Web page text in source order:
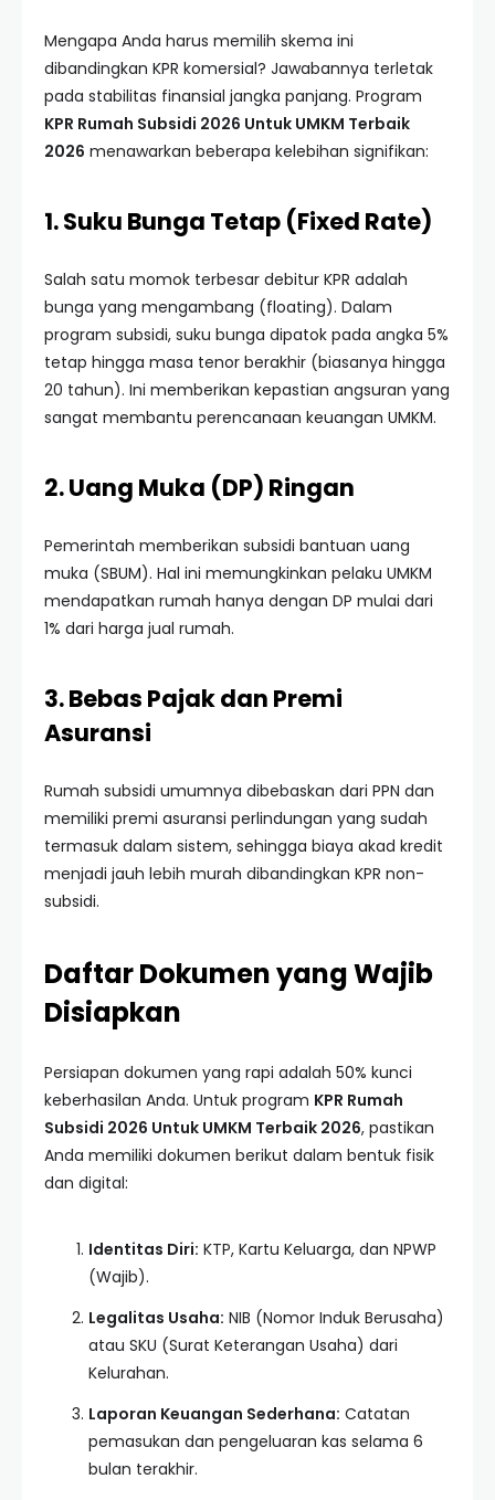
Mengapa Anda harus memilih skema ini
dibandingkan KPR komersial? Jawabannya terletak
pada stabilitas finansial jangka panjang. Program
KPR Rumah Subsidi 2026 Untuk UMKM Terbaik
2026 menawarkan beberapa kelebihan signifikan:
1. Suku Bunga Tetap (Fixed Rate)
Salah satu momok terbesar debitur KPR adalah
bunga yang mengambang (floating). Dalam
program subsidi, suku bunga dipatok pada angka 5%
tetap hingga masa tenor berakhir (biasanya hingga
20 tahun). Ini memberikan kepastian angsuran yang
sangat membantu perencanaan keuangan UMKM.
2. Uang Muka (DP) Ringan
Pemerintah memberikan subsidi bantuan uang
muka (SBUM). Hal ini memungkinkan pelaku UMKM
mendapatkan rumah hanya dengan DP mulai dari
1% dari harga jual rumah.
3. Bebas Pajak dan Premi
Asuransi
Rumah subsidi umumnya dibebaskan dari PPN dan
memiliki premi asuransi perlindungan yang sudah
termasuk dalam sistem, sehingga biaya akad kredit
menjadi jauh lebih murah dibandingkan KPR non-
subsidi.
Daftar Dokumen yang Wajib
Disiapkan
Persiapan dokumen yang rapi adalah 50% kunci
keberhasilan Anda. Untuk program KPR Rumah
Subsidi 2026 Untuk UMKM Terbaik 2026, pastikan
Anda memiliki dokumen berikut dalam bentuk fisik
dan digital:
Identitas Diri: KTP, Kartu Keluarga, dan NPWP
(Wajib).
Legalitas Usaha: NIB (Nomor Induk Berusaha)
atau SKU (Surat Keterangan Usaha) dari
Kelurahan.
Laporan Keuangan Sederhana: Catatan
pemasukan dan pengeluaran kas selama 6
bulan terakhir.